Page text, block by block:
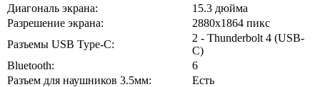
Диагональ экрана:
15.3 дюйма
Разрешение экрана:
2880x1864 пикс
Разъемы USB Type-C:
2 - Thunderbolt 4 (USB-
C)
Bluetooth:
6
Разъем для наушников 3.5мм:
Есть